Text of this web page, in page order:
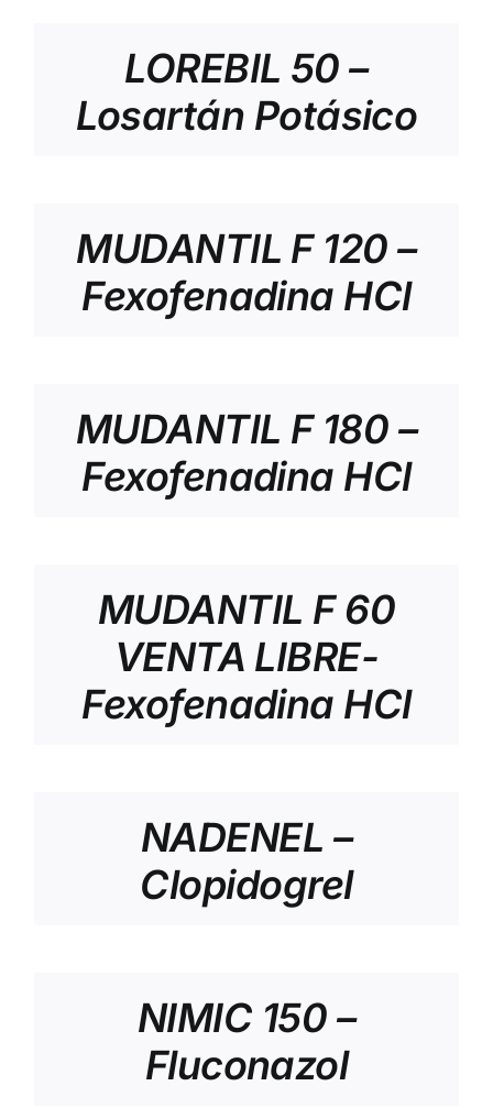
LOREBIL 50 –
Losartán Potásico
MUDANTIL F 120 –
Fexofenadina HCl
MUDANTIL F 180 –
Fexofenadina HCl
MUDANTIL F 60
VENTA LIBRE-
Fexofenadina HCl
NADENEL –
Clopidogrel
NIMIC 150 –
Fluconazol